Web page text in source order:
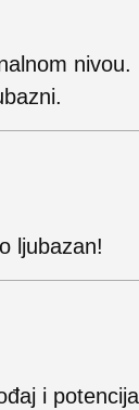
ljubazan!
i potencijal